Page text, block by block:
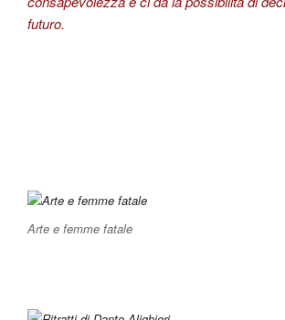
futuro.
Arte e femme fatale